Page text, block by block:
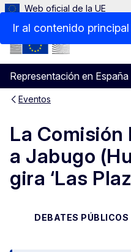
Ir al contenido principal
Web oficial de la UE
Representación en España
Menu
Eventos
La Comisión
a Jabugo
gira ‘Las
DEBATES PÚBLICOS